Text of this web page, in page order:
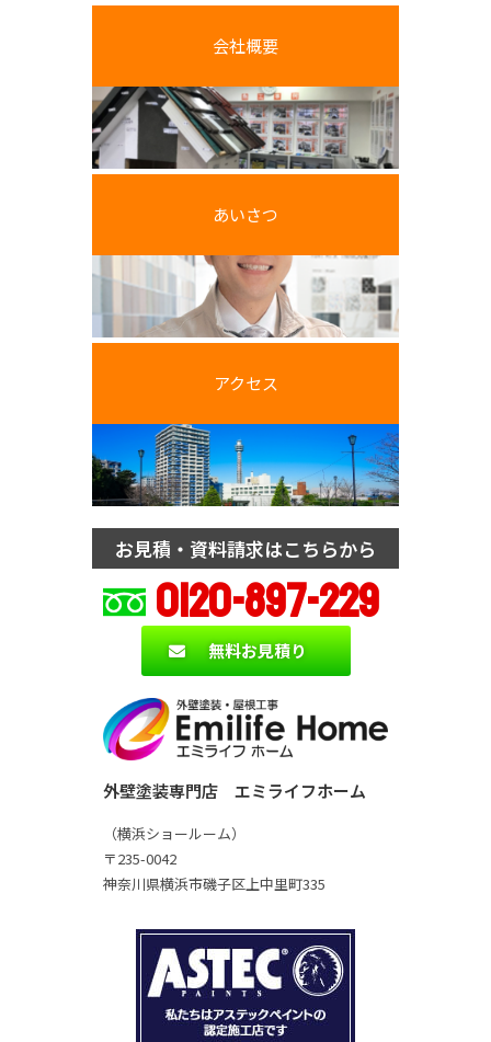
会社概要
あいさつ
アクセス
お見積・資料請求はこちらから
0120-897-229
無料お見積り
外壁塗装専門店 エミライフホーム
（横浜ショールーム）
〒235-0042
神奈川県横浜市磯子区上中里町335